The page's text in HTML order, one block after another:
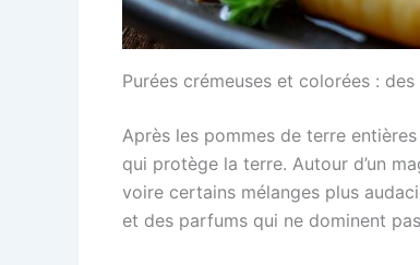
Purées crémeuses et colorées :
Après les pommes de terre
qui protège la terre. Autour d’un
voire certains mélanges plus
et des parfums qui ne dominent